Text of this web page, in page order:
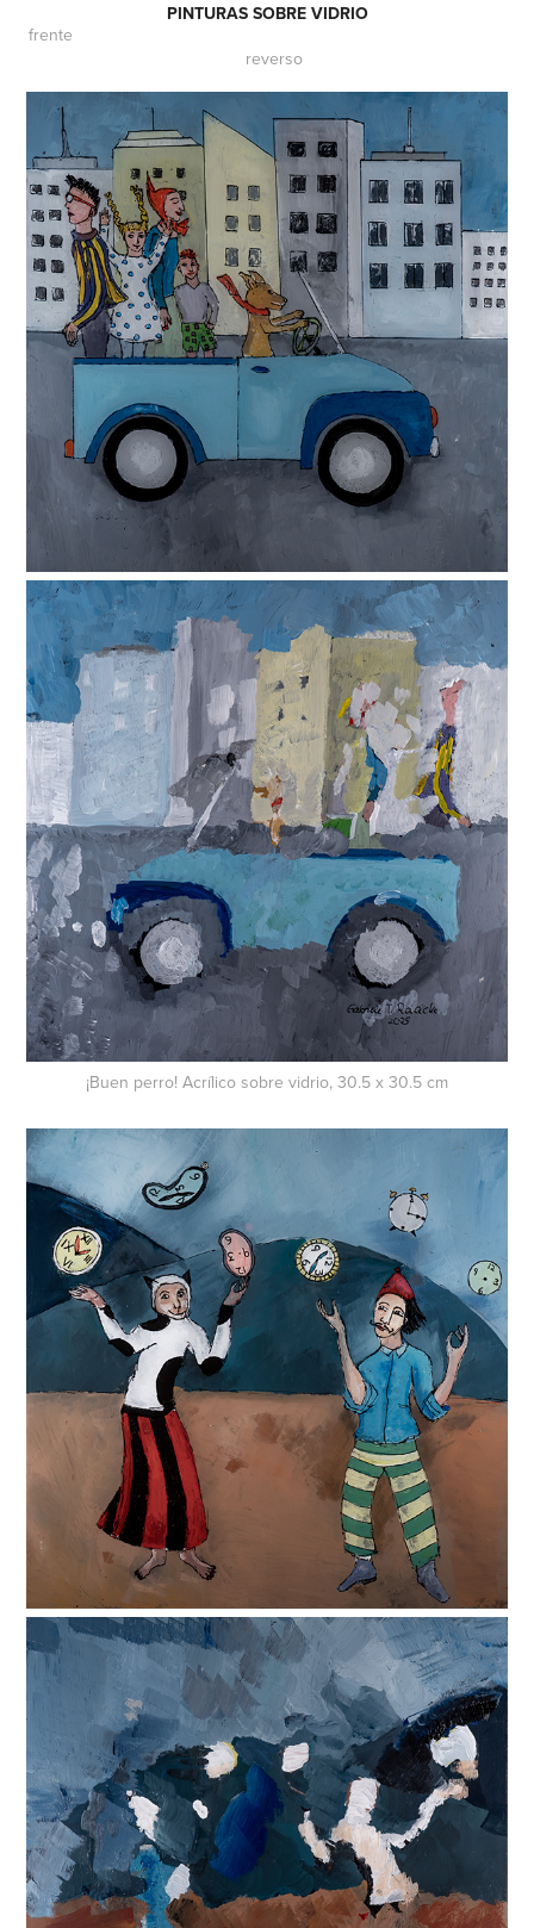
PINTURAS SOBRE VIDRIO
frente
reverso
¡Buen perro! Acrílico sobre vidrio, 30.5 x 30.5 cm